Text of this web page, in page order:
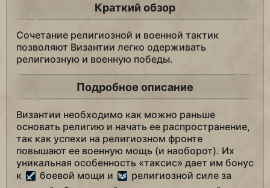
Краткий обзор
Сочетание религиозной и военной тактик
позволяют Византии легко одерживать
религиозную и военную победы.
Подробное описание
Византии необходимо как можно раньше
основать религию и начать ее распространение,
так как успехи на религиозном фронте
повышают ее военную мощь (и наоборот). Их
уникальная особенность «таксис» дает им бонус
к
боевой мощи и
религиозной силе за